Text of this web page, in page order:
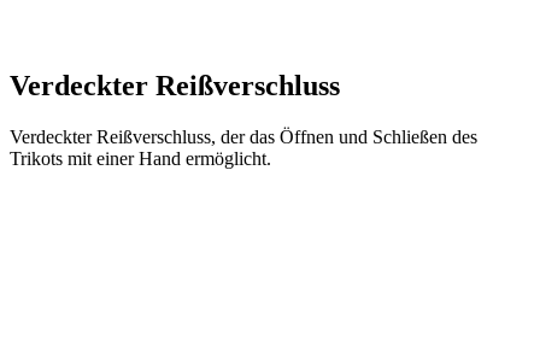
Verdeckter Reißverschluss
Verdeckter Reißverschluss, der das Öffnen und Schließen des
Trikots mit einer Hand ermöglicht.